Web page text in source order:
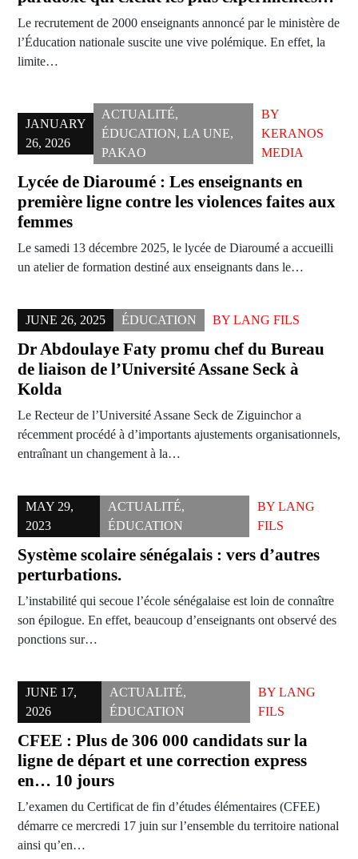
Le recrutement de 2000 enseignants annoncé par le ministère de
l’Éducation nationale suscite une vive polémique. En effet, la
limite…
JANUARY
26, 2026
ACTUALITÉ,
ÉDUCATION, LA UNE,
PAKAO
BY
KERANOS
MEDIA
Lycée de Diaroumé : Les enseignants en
première ligne contre les violences faites aux
femmes
Le samedi 13 décembre 2025, le lycée de Diaroumé a accueilli
un atelier de formation destiné aux enseignants dans le…
JUNE 26, 2025 ÉDUCATION BY LANG FILS
Dr Abdoulaye Faty promu chef du Bureau
de liaison de l’Université Assane Seck à
Kolda
Le Recteur de l’Université Assane Seck de Ziguinchor a
récemment procédé à d’importants ajustements organisationnels,
entraînant un changement à la…
MAY 29,
2023
ACTUALITÉ,
ÉDUCATION
BYLANG
FILS
Système scolaire sénégalais : vers d’autres
perturbations.
L’instabilité qui secoue l’école sénégalaise est loin de connaître
son épilogue. En effet, beaucoup d’enseignants ont observé des
ponctions sur…
JUNE 17,
2026
ACTUALITÉ,
ÉDUCATION
BY LANG
FILS
CFEE : Plus de 306 000 candidats sur la
ligne de départ et une correction express
en… 10 jours
L’examen du Certificat de fin d’études élémentaires (CFEE)
démarre ce mercredi 17 juin sur l’ensemble du territoire national
ainsi qu’en…